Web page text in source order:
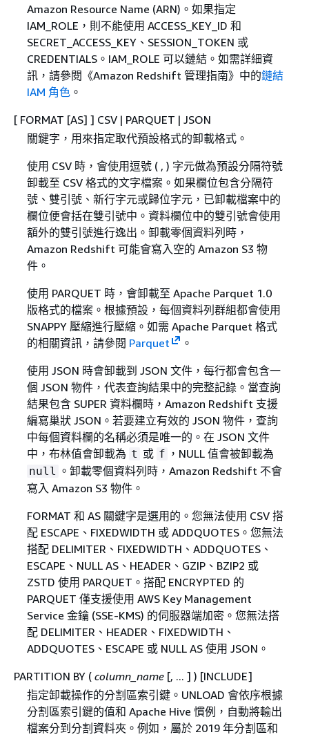
Amazon Resource Name (ARN)。如果指定
IAM_ROLE，則不能使用 ACCESS_KEY_ID 和
SECRET_ACCESS_KEY、SESSION_TOKEN 或
CREDENTIALS。IAM_ROLE 可以鏈結。如需詳細資
訊，請參閱《Amazon Redshift 管理指南》 中的鏈結
IAM 角色。
[ FORMAT [AS] ] CSV | PARQUET | JSON
關鍵字，用來指定取代預設格式的卸載格式。
使用 CSV 時，會使用逗號 ( , ) 字元做為預設分隔符號
卸載至 CSV 格式的文字檔案。如果欄位包含分隔符
號、雙引號、新行字元或歸位字元，已卸載檔案中的
欄位便會括在雙引號中。資料欄位中的雙引號會使用
額外的雙引號進行逸出。卸載零個資料列時，
Amazon Redshift 可能會寫入空的 Amazon S3 物
件。
使用 PARQUET 時，會卸載至 Apache Parquet 1.0
版格式的檔案。根據預設，每個資料列群組都會使用
SNAPPY 壓縮進行壓縮。如需 Apache Parquet 格式
的相關資訊，請參閱 Parquet
。
使用 JSON 時會卸載到 JSON 文件，每行都會包含一
個 JSON 物件，代表查詢結果中的完整記錄。當查詢
結果包含 SUPER 資料欄時，Amazon Redshift 支援
編寫巢狀 JSON。若要建立有效的 JSON 物件，查詢
中每個資料欄的名稱必須是唯一的。在 JSON 文件
中，布林值會卸載為 t 或 f ，NULL 值會被卸載為
null 。卸載零個資料列時，Amazon Redshift 不會
寫入 Amazon S3 物件。
FORMAT 和 AS 關鍵字是選用的。您無法使用 CSV 搭
配 ESCAPE、FIXEDWIDTH 或 ADDQUOTES。您無法
搭配 DELIMITER、FIXEDWIDTH、ADDQUOTES、
ESCAPE、NULL AS、HEADER、GZIP、BZIP2 或
ZSTD 使用 PARQUET。搭配 ENCRYPTED 的
PARQUET 僅支援使用 AWS Key Management
Service 金鑰 (SSE-KMS) 的伺服器端加密。您無法搭
配 DELIMITER、HEADER、FIXEDWIDTH、
ADDQUOTES、ESCAPE 或 NULL AS 使用 JSON。
PARTITION BY ( column_name [, ... ] ) [INCLUDE]
指定卸載操作的分割區索引鍵。UNLOAD 會依序根據
分割區索引鍵的值和 Apache Hive 慣例，自動將輸出
檔案分到分割資料夾。例如，屬於 2019 年分割區和